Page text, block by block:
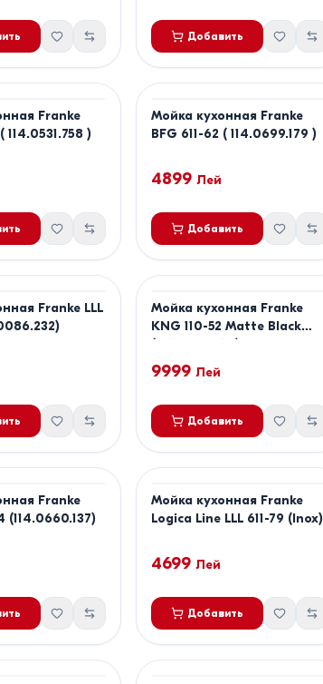
Добавить
Franke
114.0531.758 )
Мойка кухонная Franke
BFG 611-62 ( 114.0699.179 )
4899 Лей
Добавить
Franke LLL
Мойка кухонная Franke
KNG 110-52 Matte Black
(125.0718.450)
9999 Лей
Добавить
Franke
(114.0660.137)
Мойка кухонная Franke
Logica Line LLL 611-79 (Inox)
4699 Лей
Добавить